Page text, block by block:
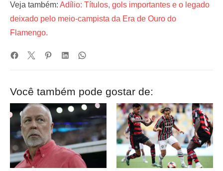
Veja também: Adílio: Títulos, gols importantes e o legado
deixado pelo meio-campista da Era de Ouro do
Flamengo.
Você também pode gostar de: